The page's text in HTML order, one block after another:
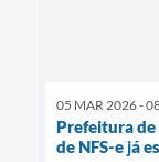
05 MAR 2026 -
Prefeitura
de NFS-e já